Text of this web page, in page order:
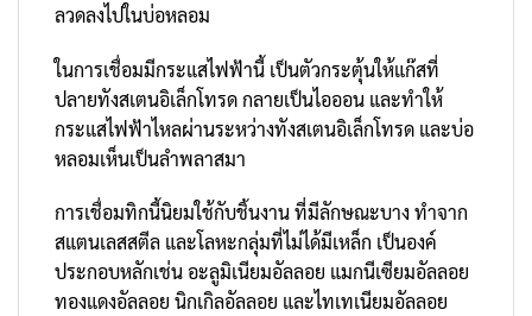
ลวดลงไปในบ่อหลอม
ในการเชื่อมมีกระแสไฟฟ้านี้ เป็นตัวกระตุ้นให้แก๊สที่
ปลายทังสเตนอิเล็กโทรด กลายเป็นไอออน และทำให้
กระแสไฟฟ้าไหลผ่านระหว่างทังสเตนอิเล็กโทรด และบ่อ
หลอมเห็นเป็นลำพลาสมา
การเชื่อมทิกนี้นิยมใช้กับชิ้นงาน ที่มีลักษณะบาง ทำจาก
สแตนเลสสตีล และโลหะกลุ่มที่ไม่ได้มีเหล็ก เป็นองค์
ประกอบหลักเช่น อะลูมิเนียมอัลลอย แมกนีเซียมอัลลอย
ทองแดงอัลลอย นิกเกิลอัลลอย และไทเทเนียมอัลลอย